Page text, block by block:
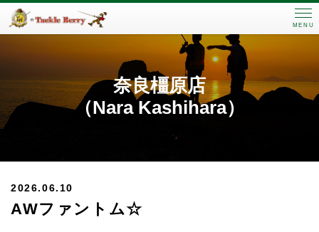
MENU
奈良橿原店
（Nara Kashihara）
2026.06.10
AWファントム☆